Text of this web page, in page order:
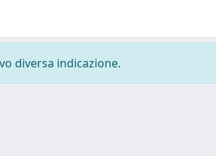
diversa indicazione.